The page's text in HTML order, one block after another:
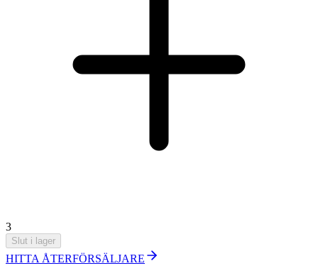
3
Slut i lager
HITTA ÅTERFÖRSÄLJARE